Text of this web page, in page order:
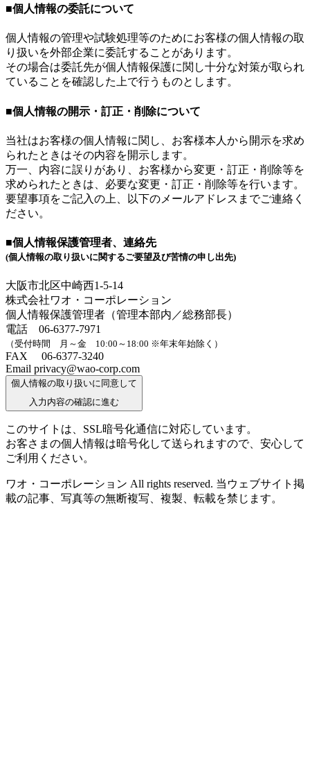
■個人情報の委託について
個人情報の管理や試験処理等のためにお客様の個人情報の取
り扱いを外部企業に委託することがあります。
その場合は委託先が個人情報保護に関し十分な対策が取られ
ていることを確認した上で行うものとします。
■個人情報の開示・訂正・削除について
当社はお客様の個人情報に関し、お客様本人から開示を求め
られたときはその内容を開示します。
万一、内容に誤りがあり、お客様から変更・訂正・削除等を
求められたときは、必要な変更・訂正・削除等を行います。
要望事項をご記入の上、以下のメールアドレスまでご連絡く
ださい。
■個人情報保護管理者、連絡先
(個人情報の取り扱いに関するご要望及び苦情の申し出先)
大阪市北区中崎西1-5-14
株式会社ワオ・コーポレーション
個人情報保護管理者（管理本部内／総務部長）
電話 06-6377-7971
（受付時間 月～金 10:00～18:00 ※年末年始除く）
FAX 06-6377-3240
Email privacy@wao-corp.com
個人情報の取り扱いに同意して
入力内容の確認に進む
このサイトは、SSL暗号化通信に対応しています。
お客さまの個人情報は暗号化して送られますので、安心して
ご利用ください。
ワオ・コーポレーション All rights reserved. 当ウェブサイト掲
載の記事、写真等の無断複写、複製、転載を禁じます。